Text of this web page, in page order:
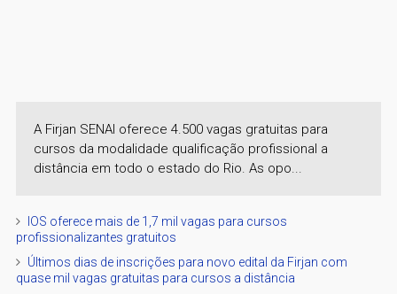
A Firjan SENAI oferece 4.500 vagas gratuitas para
cursos da modalidade qualificação profissional a
distância em todo o estado do Rio. As opo...
IOS oferece mais de 1,7 mil vagas para cursos
profissionalizantes gratuitos
Últimos dias de inscrições para novo edital da Firjan com
quase mil vagas gratuitas para cursos a distância